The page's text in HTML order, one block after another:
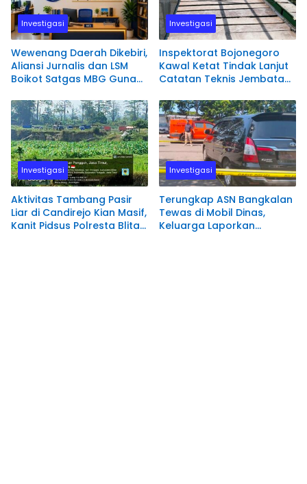
Investigasi
Wewenang Daerah Dikebiri,
Aliansi Jurnalis dan LSM
Boikot Satgas MBG Guna
Pembangunan
Investigasi
Inspektorat Bojonegoro
Kawal Ketat Tindak Lanjut
Catatan Teknis Jembatan
Investigasi
Aktivitas Tambang Pasir
Liar di Candirejo Kian Masif,
Kanit Pidsus Polresta Blitar
Investigasi
Terungkap ASN Bangkalan
Tewas di Mobil Dinas,
Keluarga Laporkan